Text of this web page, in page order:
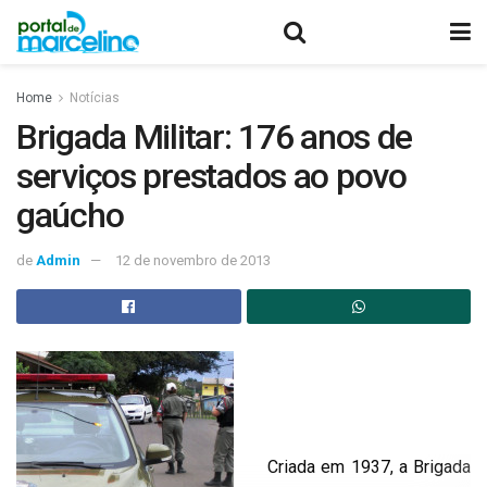
Home Notícias
Brigada Militar: 176 anos de
serviços prestados ao povo
gaúcho
de Admin 12 de novembro de 2013
Criada em 1937, a Brigada